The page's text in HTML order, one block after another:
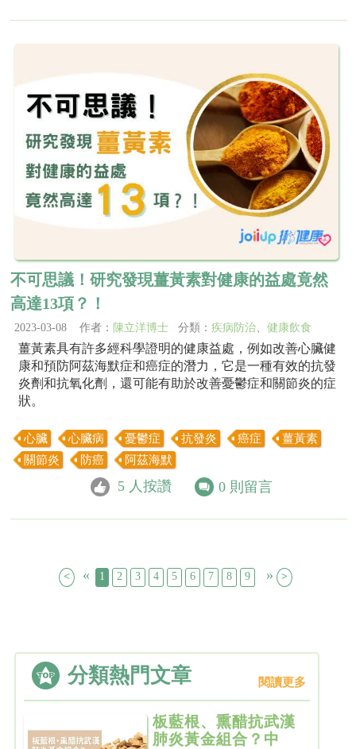
不可思議！研究發現薑黃素對健康的益處竟然
高達13項？！
2023-03-08 作者： 陳立洋博士 分類： 疾病防治、 健康飲食
薑黃素具有許多經科學證明的健康益處，例如改善心臟健
康和預防阿茲海默症和癌症的潛力，它是一種有效的抗發
炎劑和抗氧化劑，還可能有助於改善憂鬱症和關節炎的症
狀。
心臟 心臟病 憂鬱症 抗發炎 癌症
薑黃素
關節炎
防癌 阿茲海默
5 人按讚 0 則留言
< « 1 2 3 4 5 6 7 8 9 » >
分類熱門文章 閱讀更多
板藍根、熏醋抗武漢
肺炎黃金組合？中